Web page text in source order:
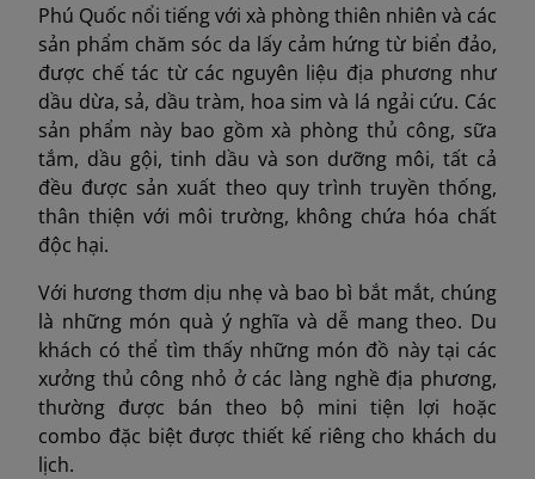
Phú Quốc nổi tiếng với xà phòng thiên nhiên và các
sản phẩm chăm sóc da lấy cảm hứng từ biển đảo,
được chế tác từ các nguyên liệu địa phương như
dầu dừa, sả, dầu tràm, hoa sim và lá ngải cứu. Các
sản phẩm này bao gồm xà phòng thủ công, sữa
tắm, dầu gội, tinh dầu và son dưỡng môi, tất cả
đều được sản xuất theo quy trình truyền thống,
thân thiện với môi trường, không chứa hóa chất
độc hại.
Với hương thơm dịu nhẹ và bao bì bắt mắt, chúng
là những món quà ý nghĩa và dễ mang theo. Du
khách có thể tìm thấy những món đồ này tại các
xưởng thủ công nhỏ ở các làng nghề địa phương,
thường được bán theo bộ mini tiện lợi hoặc
combo đặc biệt được thiết kế riêng cho khách du
lịch.